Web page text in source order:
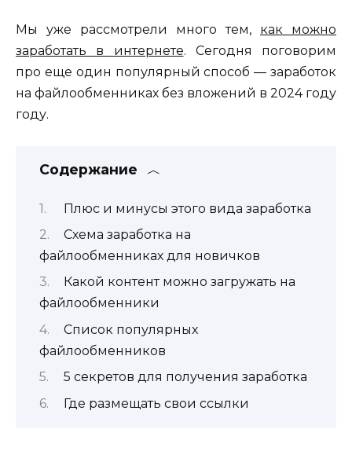
Мы уже рассмотрели много тем, как можно
заработать в интернете. Сегодня поговорим
про еще один популярный способ — заработок
на файлообменниках без вложений в 2024 году
году.
Содержание
Плюс и минусы этого вида заработка
Схема заработка на
файлообменниках для новичков
Какой контент можно загружать на
файлообменники
Список популярных
файлообменников
5 секретов для получения заработка
Где размещать свои ссылки